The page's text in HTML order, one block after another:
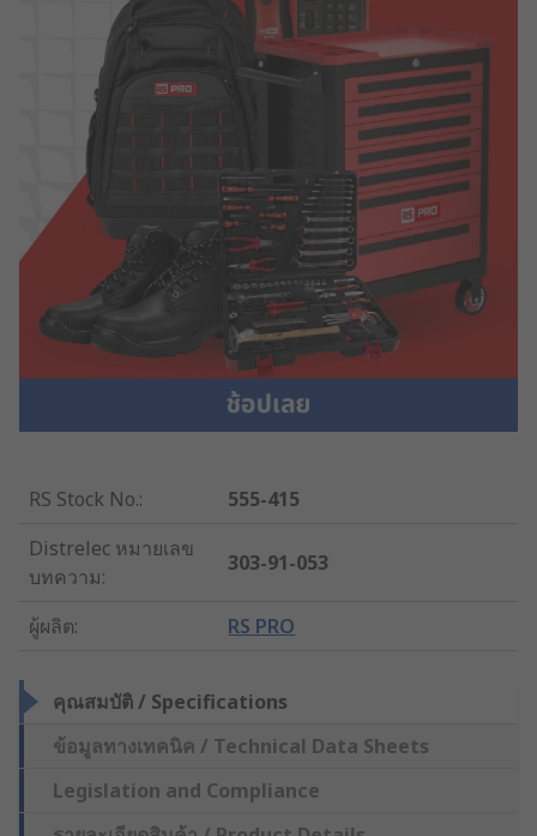
RS Stock No.:
555-415
Distrelec หมายเลข
บทความ:
303-91-053
ผู้ผลิต: RS PRO
คุณสมบัติ / Specifications
ข้อมูลทางเทคนิค / Technical Data Sheets
Legislation and Compliance